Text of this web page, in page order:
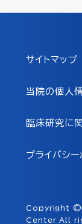
サイトマップ
当院の個人
臨床研究に
プライバシー
Copyright
Center All